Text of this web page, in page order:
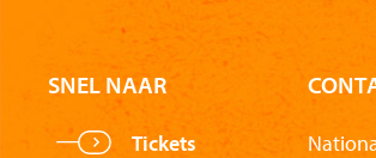
SNEL NAAR
Tickets